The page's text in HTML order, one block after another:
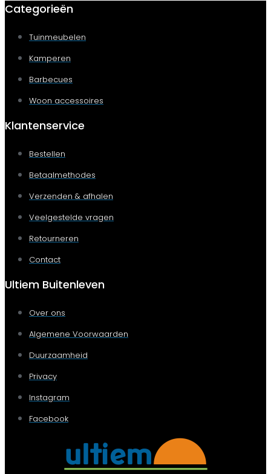
Categorieën
Tuinmeubelen
Kamperen
Barbecues
Woon accessoires
Klantenservice
Bestellen
Betaalmethodes
Verzenden & afhalen
Veelgestelde vragen
Retourneren
Contact
Ultiem Buitenleven
Over ons
Algemene Voorwaarden
Duurzaamheid
Privacy
Instagram
Facebook